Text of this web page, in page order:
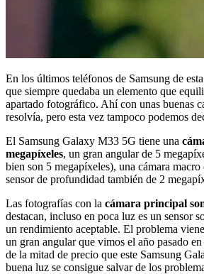
En los últimos teléfonos de Samsung de
que siempre quedaba un elemento que
apartado fotográfico. Ahí con unas buenas
resolvía, pero esta vez tampoco podemos
El Samsung Galaxy M33 5G tiene una
megapíxeles, un gran angular de 5
bien son 5 megapíxeles), una cámara
sensor de profundidad también de 2
Las fotografías con la cámara principal
destacan, incluso en poca luz es un sensor
un rendimiento aceptable. El problema
un gran angular que vimos el año pasado
de la mitad de precio que este Samsung
buena luz se consigue salvar de los